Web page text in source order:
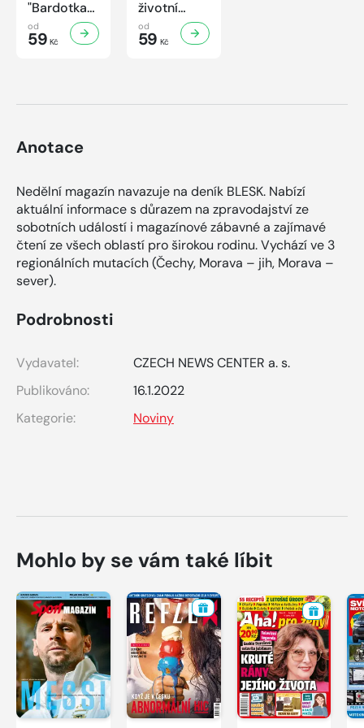
"Bardotka"
Jana
Brejchová
Mezi slávou
od
59 Kč
životní
příběh
sympaťáka
českého
od
59 Kč
Anotace
Nedělní magazín navazuje na deník BLESK. Nabízí
aktuální informace s důrazem na zpravodajství ze
sobotních událostí i magazínové zábavné a zajímavé
čtení ze všech oblastí pro širokou rodinu. Vychází ve 3
regionálních mutacích (Čechy, Morava – jih, Morava –
sever).
Podrobnosti
Vydavatel:
CZECH NEWS CENTER a. s.
Publikováno:
16.1.2022
Kategorie:
Noviny
Mohlo by se vám také líbit